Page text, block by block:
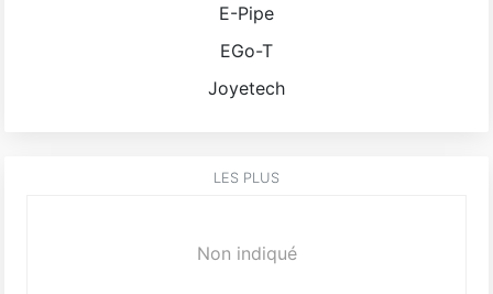
E-Pipe
EGo-T
Joyetech
LES PLUS
Non indiqué